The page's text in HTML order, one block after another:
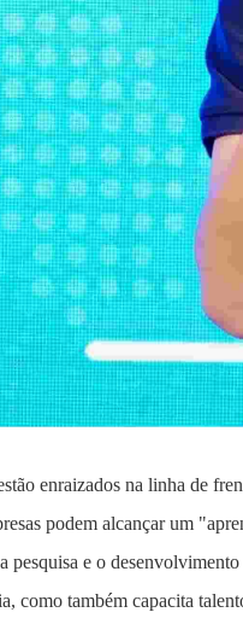
enraizados na linha de
podem alcançar um
e o
como também capacita